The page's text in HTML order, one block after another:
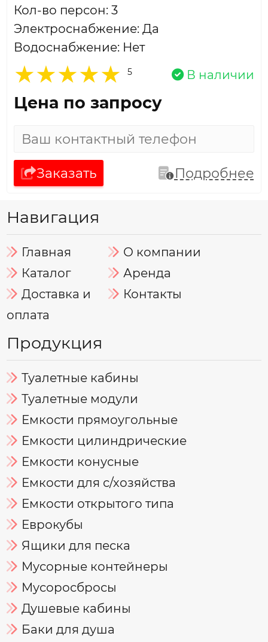
Кол-во персон: 3
Электроснабжение: Да
Водоснабжение: Нет
5 В наличии
Цена по запросу
Заказать Подробнее
Навигация
Главная
О компании
Каталог
Аренда
Доставка и
оплата
Контакты
Продукция
Туалетные кабины
Туалетные модули
Емкости прямоугольные
Емкости цилиндрические
Емкости конусные
Емкости для с/хозяйства
Емкости открытого типа
Еврокубы
Ящики для песка
Мусорные контейнеры
Мусоросбросы
Душевые кабины
Баки для душа